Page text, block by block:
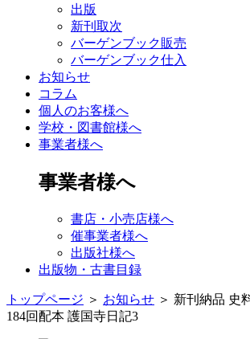
出版
新刊取次
バーゲンブック販売
バーゲンブック仕入
お知らせ
コラム
個人のお客様へ
学校・図書館様へ
事業者様へ
事業者様へ
書店・小売店様へ
催事業者様へ
出版社様へ
出版物・古書目録
トップページ ＞ お知らせ ＞ 新刊納品 史
184回配本 護国寺日記3